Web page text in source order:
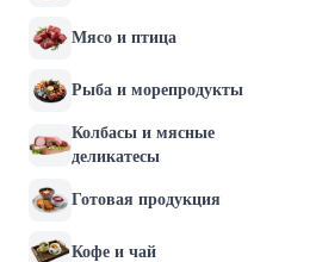
Мясо и птица
Рыба и морепродукты
Колбасы и мясные
деликатесы
Готовая продукция
Кофе и чай